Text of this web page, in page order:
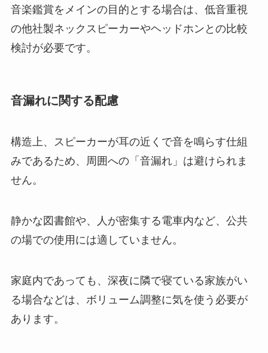
音楽鑑賞をメインの目的とする場合は、低音重視
の他社製ネックスピーカーやヘッドホンとの比較
検討が必要です。
音漏れに関する配慮
構造上、スピーカーが耳の近くで音を鳴らす仕組
みであるため、周囲への「音漏れ」は避けられま
せん。
静かな図書館や、人が密集する電車内など、公共
の場での使用には適していません。
家庭内であっても、深夜に隣で寝ている家族がい
る場合などは、ボリューム調整に気を使う必要が
あります。